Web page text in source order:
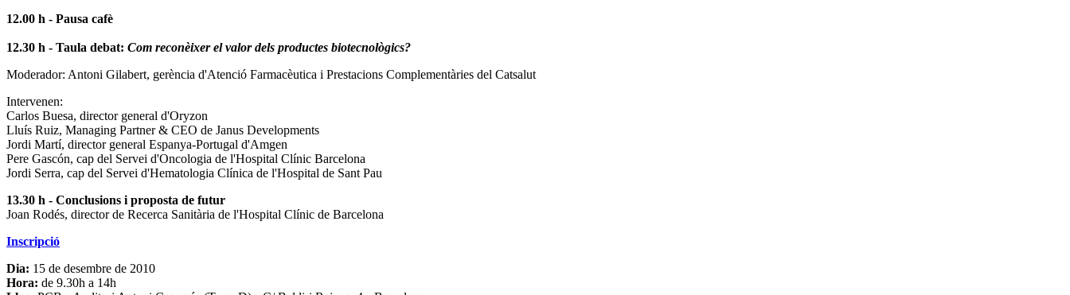
12.00 h - Pausa cafè
12.30 h - Taula debat: Com reconèixer el valor dels productes biotecnològics?
Moderador: Antoni Gilabert, gerència d'Atenció Farmacèutica i Prestacions Complementàries del Catsalut
Intervenen:
Carlos Buesa, director general d'Oryzon
Lluís Ruiz, Managing Partner & CEO de Janus Developments
Jordi Martí, director general Espanya-Portugal d'Amgen
Pere Gascón, cap del Servei d'Oncologia de l'Hospital Clínic Barcelona
Jordi Serra, cap del Servei d'Hematologia Clínica de l'Hospital de Sant Pau
13.30 h - Conclusions i proposta de futur
Joan Rodés, director de Recerca Sanitària de l'Hospital Clínic de Barcelona
Inscripció
Dia: 15 de desembre de 2010
Hora: de 9.30h a 14h